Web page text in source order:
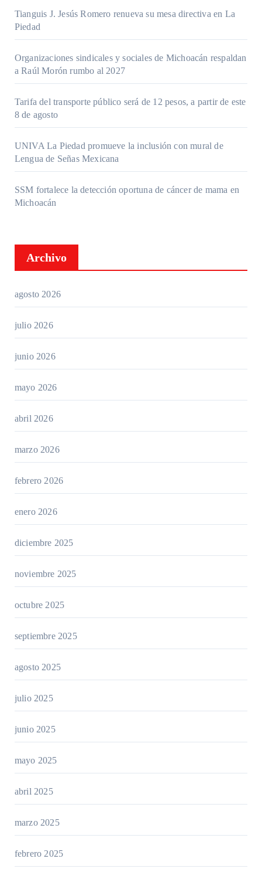
Tianguis J. Jesús Romero renueva su mesa directiva en La
Piedad
Organizaciones sindicales y sociales de Michoacán respaldan
a Raúl Morón rumbo al 2027
Tarifa del transporte público será de 12 pesos, a partir de este
8 de agosto
UNIVA La Piedad promueve la inclusión con mural de
Lengua de Señas Mexicana
SSM fortalece la detección oportuna de cáncer de mama en
Michoacán
Archivo
agosto 2026
julio 2026
junio 2026
mayo 2026
abril 2026
marzo 2026
febrero 2026
enero 2026
diciembre 2025
noviembre 2025
octubre 2025
septiembre 2025
agosto 2025
julio 2025
junio 2025
mayo 2025
abril 2025
marzo 2025
febrero 2025